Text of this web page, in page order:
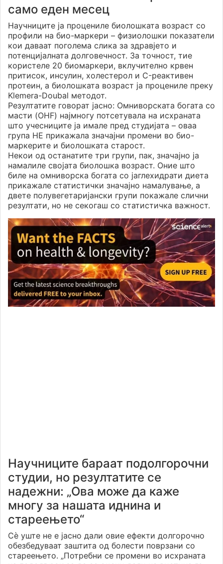
само еден месец
Научниците ја процениле биолошката возраст со
профили на био-маркери – физиолошки показатели
кои даваат поголема слика за здравјето и
потенцијалната долговечност. За точност, тие
користеле 20 биомаркери, вклучително крвен
притисок, инсулин, холестерол и C-реактивен
протеин, а биолошката возраст ја процениле преку
Klemera-Doubal методот.
Резултатите говорат јасно: Омниворската богата со
масти (OHF) најмногу потсетувала на исхраната
што учесниците ја имале пред студијата – оваа
група НЕ прикажала значајни промени во био-
маркерите и биолошката старост.
Некои од останатите три групи, пак, значајно ја
намалиле својата биолошка возраст. Оние што
биле на омниворска богата со јаглехидрати диета
прикажале статистички значајно намалување, а
двете полувегетаријански групи покажале слични
резултати, но не секогаш со статистичка важност.
Научниците бараат подолгорочни
студии, но резултатите се
надежни: „Ова може да каже
многу за нашата иднина и
стареењето“
Сѐ уште не е јасно дали овие ефекти долгорочно
обезбедуваат заштита од болести поврзани со
стареењето. „Потребни се промени во исхраната